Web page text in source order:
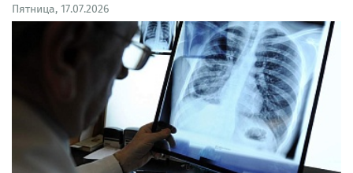
Пятница, 17.07.2026